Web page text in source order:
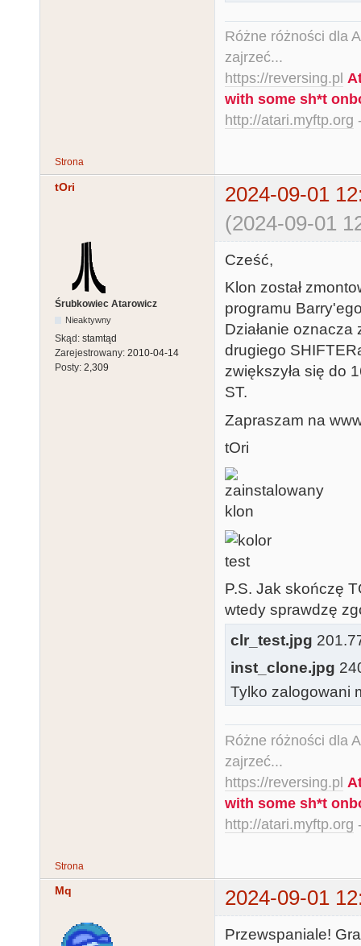
Różne różności dla
zajrzeć...
https://reversing.pl
with some sh*t
http://atari.myftp.org
Strona
tOri
2024-09-01
(2024-09-01
Śrubkowiec Atarowicz
Nieaktywny
Skąd: stamtąd
Zarejestrowany: 2010-04-14
Posty: 2,309
Cześć,
Klon został
programu
Działanie
drugiego
zwiększyła się do
ST.
Zapraszam na
tOri
P.S. Jak skończę
wtedy sprawdzę
clr_test.jpg
inst_clone.jpg
Tylko zalogowani
Różne różności dla
zajrzeć...
https://reversing.pl
with some sh*t
http://atari.myftp.org
Strona
Mq 2024-09-01
Przewspaniale!